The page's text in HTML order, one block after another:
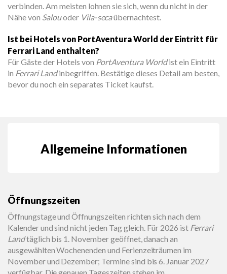
verbinden. Am meisten lohnen sie sich, wenn du nicht in der
Nähe von Salouoder Vila-secaübernachtest.
Ist bei Hotels von PortAventura World der Eintritt für
Ferrari Land enthalten?
Für Gäste der Hotels von PortAventura Worldist ein Eintritt
in Ferrari Landinbegriffen. Bestätige dieses Detail am besten,
bevor du noch ein separates Ticket kaufst.
Allgemeine Informationen
Öffnungszeiten
Öffnungstage und Öffnungszeiten richten sich nach dem
Kalender und sind nicht jeden Tag gleich. Für 2026 ist Ferrari
Landtäglich bis 1. November geöffnet, danach an
ausgewählten Wochenenden und Ferienzeiträumen im
November und Dezember; Termine sind bis 6. Januar 2027